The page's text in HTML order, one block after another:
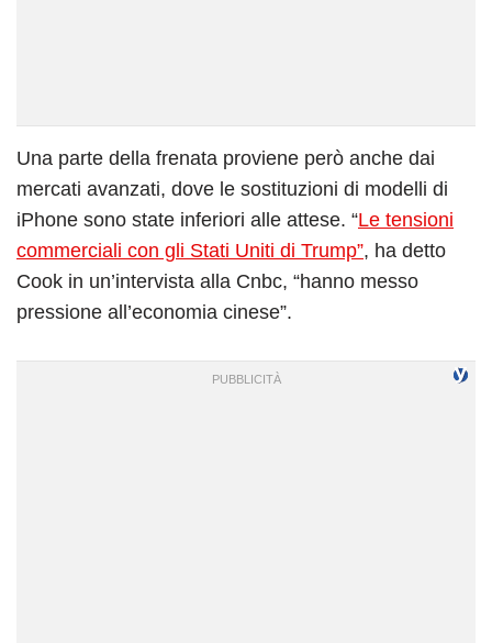
Una parte della frenata proviene però anche dai
mercati avanzati, dove le sostituzioni di modelli di
iPhone sono state inferiori alle attese. “Le tensioni
commerciali con gli Stati Uniti di Trump”, ha detto
Cook in un’intervista alla Cnbc, “hanno messo
pressione all’economia cinese”.